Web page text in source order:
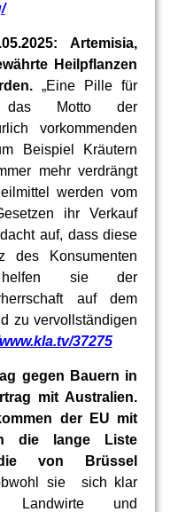
Artemisia,
Heilpflanzen
„Eine Pille für
das Motto der
vorkommenden
Beispiel Kräutern
mehr verdrängt
werden vom
ihr Verkauf
auf, dass diese
des Konsumenten
helfen sie der
auf dem
zu vervollständigen
37275
gegen Bauern in
mit Australien.
der EU mit
die lange Liste
von Brüssel
sie sich klar
und